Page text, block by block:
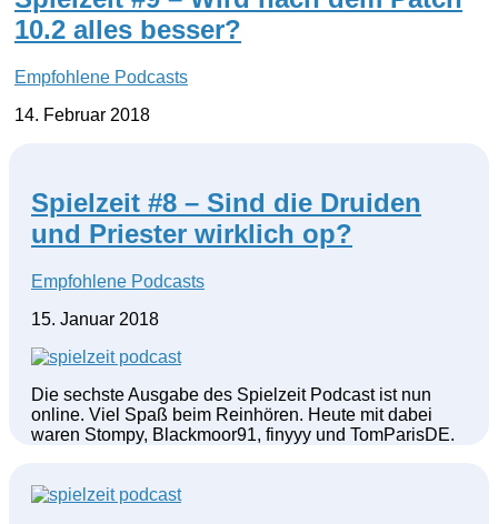
10.2 alles besser?
Empfohlene Podcasts
14. Februar 2018
Spielzeit #8 – Sind die Druiden
und Priester wirklich op?
Empfohlene Podcasts
15. Januar 2018
Die sechste Ausgabe des Spielzeit Podcast ist nun
online. Viel Spaß beim Reinhören. Heute mit dabei
waren Stompy, Blackmoor91, finyyy und TomParisDE.